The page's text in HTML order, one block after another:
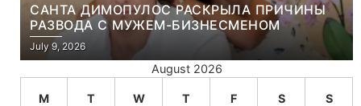
САНТА ДИМОПУЛОС РАСКРЫЛА ПРИЧИНЫ
РАЗВОДА С МУЖЕМ-БИЗНЕСМЕНОМ
July 9, 2026
August 2026
M T W T F S S